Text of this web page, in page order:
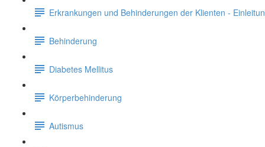
Erkrankungen und Behinderungen der Klienten -
Behinderung
Diabetes Mellitus
Körperbehinderung
Autismus